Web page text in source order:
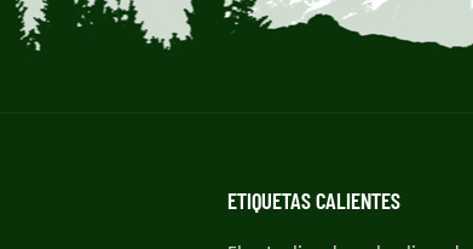
ETIQUETAS CALIENTES